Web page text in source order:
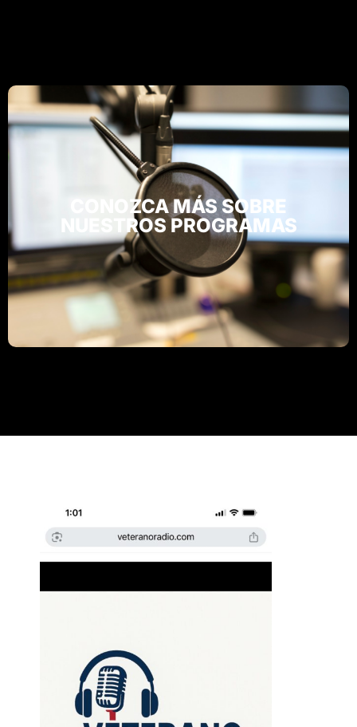
CONOZCA MÁS SOBRE
NUESTROS PROGRAMAS